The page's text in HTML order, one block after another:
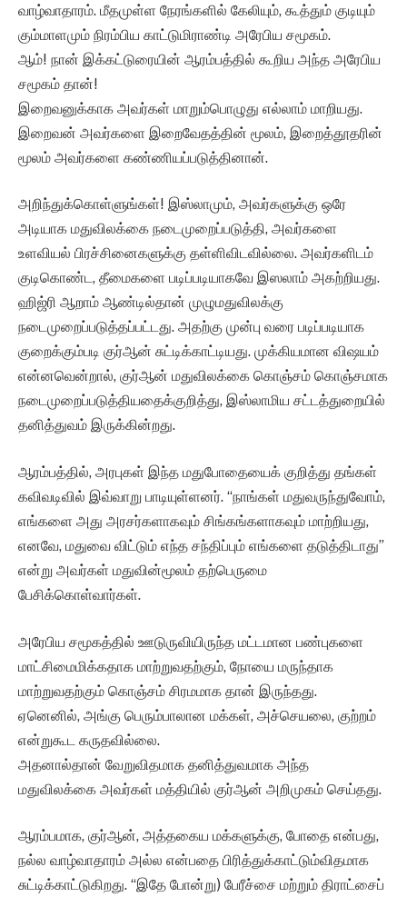
வாழ்வாதாரம். மீதமுள்ள நேரங்களில் கேலியும், கூத்தும் குடியும்
கும்மாளமும் நிரம்பிய காட்டுமிராண்டி அரேபிய சமூகம்.
ஆம்! நான் இக்கட்டுரையின் ஆரம்பத்தில் கூறிய அந்த அரேபிய
சமூகம் தான்!
இறைவனுக்காக அவர்கள் மாறும்பொழுது எல்லாம் மாறியது.
இறைவன் அவர்களை இறைவேதத்தின் மூலம், இறைத்தூதரின்
மூலம் அவர்களை கண்ணியப்படுத்தினான்.
அறிந்துக்கொள்ளுங்கள்! இஸ்லாமும், அவர்களுக்கு ஒரே
அடியாக மதுவிலக்கை நடைமுறைப்படுத்தி, அவர்களை
உளவியல் பிரச்சினைகளுக்கு தள்ளிவிடவில்லை. அவர்களிடம்
குடிகொண்ட, தீமைகளை படிப்படியாகவே இஸலாம் அகற்றியது.
ஹிஜ்ரி ஆறாம் ஆண்டில்தான் முழுமதுவிலக்கு
நடைமுறைப்படுத்தப்பட்டது. அதற்கு முன்பு வரை படிப்படியாக
குறைக்கும்படி குர்ஆன் சுட்டிக்காட்டியது. முக்கியமான விஷயம்
என்னவென்றால், குர்ஆன் மதுவிலக்கை கொஞ்சம் கொஞ்சமாக
நடைமுறைப்படுத்தியதைக்குறித்து, இஸ்லாமிய சட்டத்துறையில்
தனித்துவம் இருக்கின்றது.
ஆரம்பத்தில், அரபுகள் இந்த மதுபோதையைக் குறித்து தங்கள்
கவிவடிவில் இவ்வாறு பாடியுள்ளனர். “நாங்கள் மதுவருந்துவோம்,
எங்களை அது அரசர்களாகவும் சிங்கங்களாகவும் மாற்றியது,
எனவே, மதுவை விட்டும் எந்த சந்திப்பும் எங்களை தடுத்திடாது”
என்று அவர்கள் மதுவின்மூலம் தற்பெருமை
பேசிக்கொள்வார்கள்.
அரேபிய சமூகத்தில் ஊடுருவியிருந்த மட்டமான பண்புகளை
மாட்சிமைமிக்கதாக மாற்றுவதற்கும், நோயை மருந்தாக
மாற்றுவதற்கும் கொஞ்சம் சிரமமாக தான் இருந்தது.
ஏனெனில், அங்கு பெரும்பாலான மக்கள், அச்செயலை, குற்றம்
என்றுகூட கருதவில்லை.
அதனால்தான் வேறுவிதமாக தனித்துவமாக அந்த
மதுவிலக்கை அவர்கள் மத்தியில் குர்ஆன் அறிமுகம் செய்தது.
ஆரம்பமாக, குர்ஆன், அத்தகைய மக்களுக்கு, போதை என்பது,
நல்ல வாழ்வாதாரம் அல்ல என்பதை பிரித்துக்காட்டும்விதமாக
சுட்டிக்காட்டுகிறது. “இதே போன்று) பேரீச்சை மற்றும் திராட்சைப்